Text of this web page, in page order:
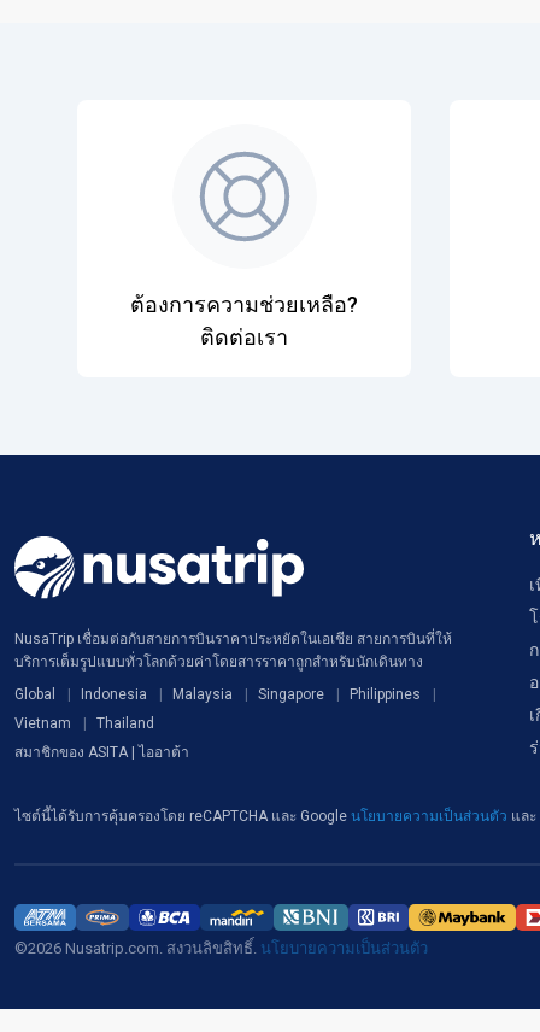
ต้องการความช่วยเหลือ?
ติดต่อเรา
NusaTrip เชื่อมต่อกับสายการบินราคาประหยัดในเอเชีย สายการบินที่ให้
บริการเต็มรูปแบบทั่วโลกด้วยค่าโดยสารราคาถูกสำหรับนักเดินทาง
Global
Indonesia Malaysia Singapore
Philippines
Vietnam
Thailand
สมาชิกของ ASITA | ไออาต้า
ไซต์นี้ได้รับการคุ้มครองโดย reCAPTCHA และ Google นโยบายความเป็นส่วนตัว และ
©2026 Nusatrip.com. สงวนลิขสิทธิ์. นโยบายความเป็นส่วนตัว